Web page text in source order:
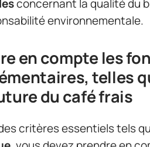
concernant la qualité du
environnementale.
en compte les
telles
du café frais
critères essentiels tels